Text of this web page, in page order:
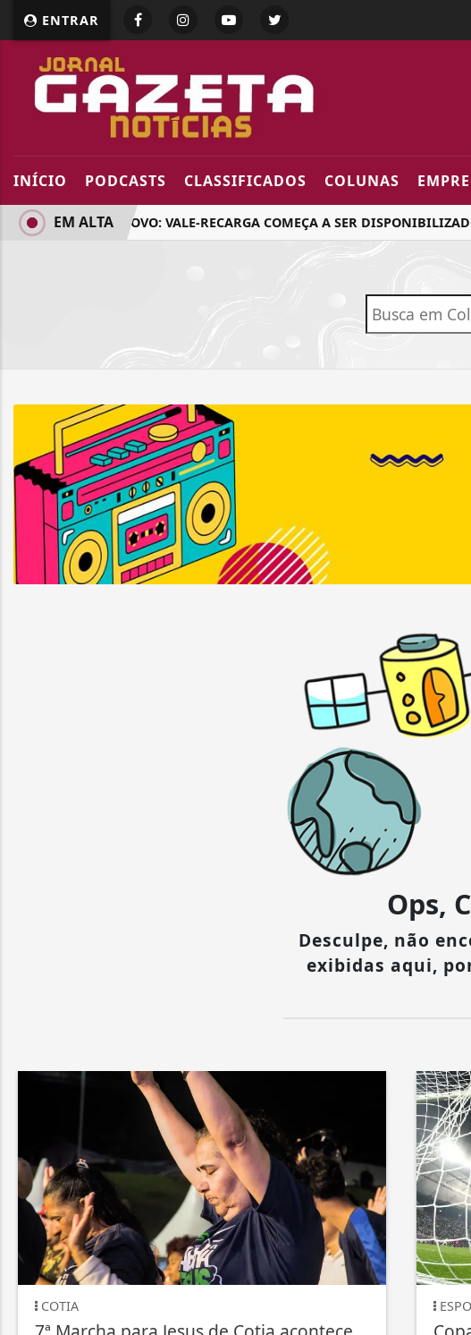
ENTRAR
INÍCIO PODCASTS CLASSIFICADOS COLUNAS
GÁS DO POVO: VALE-RECARGA COMEÇA A SER DISPONIBILIZADO
EM ALTA
Ops,
Desculpe, não
exibidas aqui,